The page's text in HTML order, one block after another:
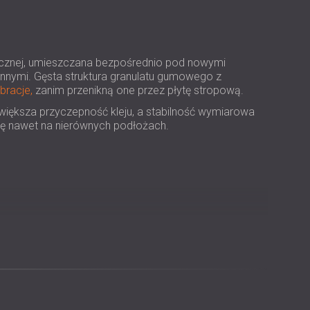
umieszczana bezpośrednio pod nowymi
Gęsta struktura granulatu gumowego z
zanim przenikną one przez płytę stropową.
przyczepność kleju, a stabilność wymiarowa
nawet na nierównych podłożach.